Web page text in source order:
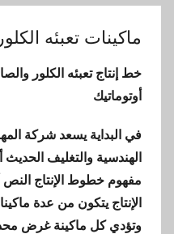
ماكينات تعبئه
خط إنتاج تعبئه الكلور
أوتوماتيك
في البداية يسعد شركة
الهندسية والتغليف الحديث
مفهوم خطوط الإنتاج
الإنتاج يتكون من عدة
وتؤدي كل ماكينة غرض